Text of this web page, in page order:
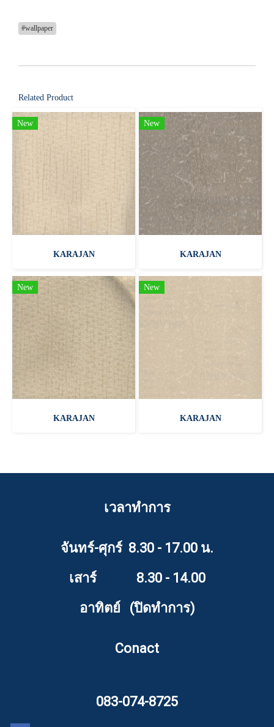
#wallpaper
Related Product
New
KARAJAN
New
KARAJAN
New
KARAJAN
New
KARAJAN
เวลาทำการ
จันทร์-ศุกร์ 8.30 - 17.00 น.
เสาร์ 8.30 - 14.00
อาทิตย์ (ปิดทำการ)
Conact
083-074-8725